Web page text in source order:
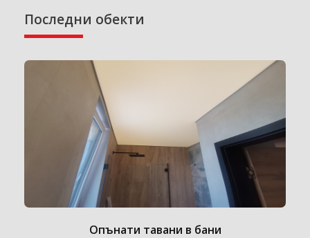
Последни обекти
Опънати тавани в бани